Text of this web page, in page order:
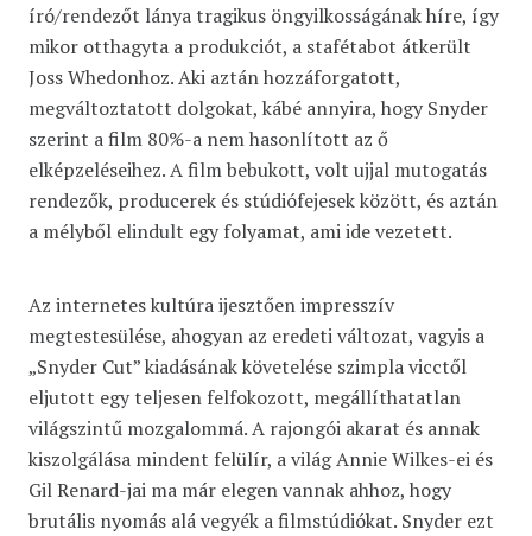
író/rendezőt lánya tragikus öngyilkosságának híre, így
mikor otthagyta a produkciót, a stafétabot átkerült
Joss Whedonhoz. Aki aztán hozzáforgatott,
megváltoztatott dolgokat, kábé annyira, hogy Snyder
szerint a film 80%-a nem hasonlított az ő
elképzeléseihez. A film bebukott, volt ujjal mutogatás
rendezők, producerek és stúdiófejesek között, és aztán
a mélyből elindult egy folyamat, ami ide vezetett.
Az internetes kultúra ijesztően impresszív
megtestesülése, ahogyan az eredeti változat, vagyis a
„Snyder Cut” kiadásának követelése szimpla vicctől
eljutott egy teljesen felfokozott, megállíthatatlan
világszintű mozgalommá. A rajongói akarat és annak
kiszolgálása mindent felülír, a világ Annie Wilkes-ei és
Gil Renard-jai ma már elegen vannak ahhoz, hogy
brutális nyomás alá vegyék a filmstúdiókat. Snyder ezt